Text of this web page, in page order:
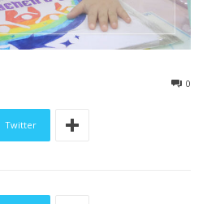
0
Twitter